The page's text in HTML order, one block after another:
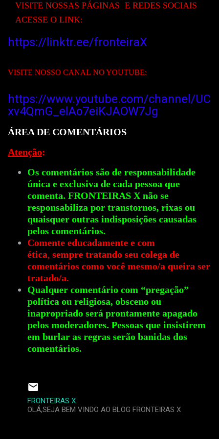
VISITE NOSSAS PÁGINAS E REDES SOCIAIS
ACESSE O LINK:
https://linktr.ee/fronteiraX
VISITE NOSSO CANAL NO YOUTUBE:
https://www.youtube.com/channel/UC
xv4QmG_elAo7eiKJAOW7Jg
ÁREA DE COMENTÁRIOS
Atenção:
Os comentários são de responsabilidade
única e exclusiva de cada pessoa que
comenta. FRONTEIRAS X não se
responsabiliza por transtornos, rixas ou
quaisquer outras indisposições causadas
pelos comentários.
Comente educadamente e com
ética, sempre tratando seu colega de
comentários como você mesmo/a queira ser
tratado/a.
Qualquer comentário com “pregação”
política ou religiosa, obsceno ou
inapropriado será prontamente apagado
pelos moderadores. Pessoas que insistirem
em burlar as regras serão banidas dos
comentários.
FRONTEIRAS X
OLÁ,SEJA BEM VINDO AO BLOG FRONTEIRAS X